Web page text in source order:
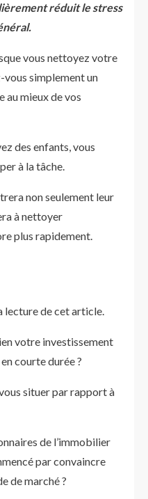
réduit le stress
vous nettoyez votre
simplement un
mieux de vos
des enfants, vous
à la tâche.
non seulement leur
à nettoyer
plus rapidement.
lecture de cet article.
votre investissement
courte durée ?
situer par rapport à
de l’immobilier
par convaincre
de marché ?